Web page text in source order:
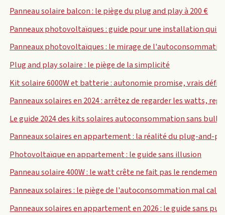
Panneau solaire balcon : le piège du plug and play à 200 €
Panneaux photovoltaïques : guide pour une installation qui
Panneaux photovoltaïques : le mirage de
Plug and play solaire : le piège de la simplicité
Kit solaire 6000W et batterie : autonomie promise, vrais
Panneaux solaires en 2024 : arrêtez de regarder les watts,
Le guide 2024 des kits solaires autoconsommation sans
Panneaux solaires en appartement : la réalité du plug-and-
Photovoltaïque en appartement : le guide sans illusion
Panneau solaire 400W : le watt crête ne fait pas le rendement
Panneaux solaires : le piège de l'autoconsommation mal
Panneaux solaires en appartement en 2026 : le guide sans pub